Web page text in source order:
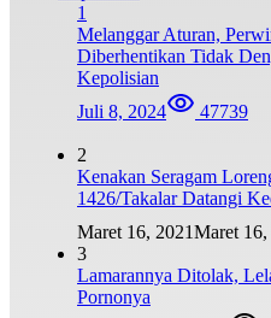
1
Melanggar Aturan,
Diberhentikan Tidak
Kepolisian
Juli 8, 2024
47739
2
Kenakan Seragam
1426/Takalar Datangi
Maret 16, 2021Maret 16,
3
Lamarannya Ditolak,
Pornonya